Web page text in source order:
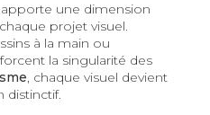
apporte une dimension
projet visuel.
à la main ou
la singularité des
, chaque visuel devient
distinctif.